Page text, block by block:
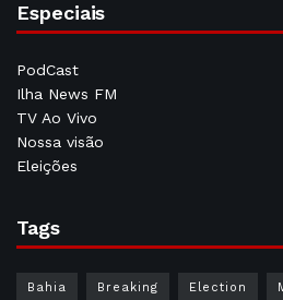
Especiais
PodCast
Ilha News FM
TV Ao Vivo
Nossa visão
Eleições
Tags
Bahia Breaking Election